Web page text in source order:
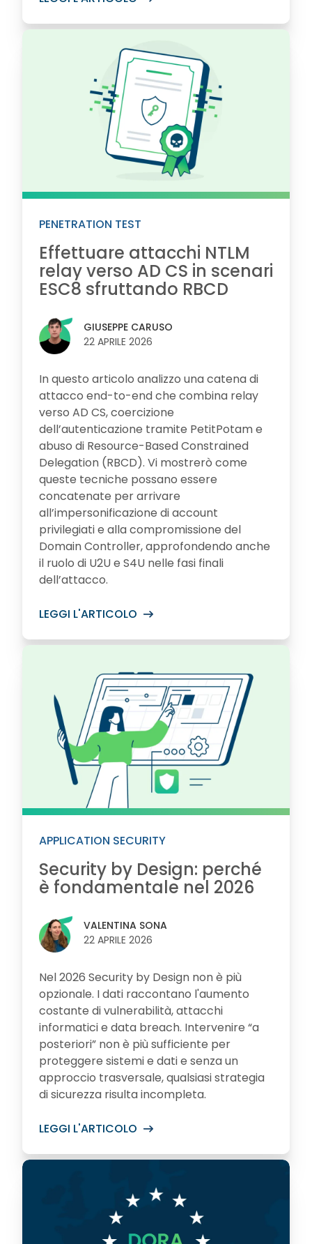
PENETRATION TEST
Effettuare attacchi NTLM
relay verso AD CS in scenari
ESC8 sfruttando RBCD
GIUSEPPE CARUSO
22 APRILE 2026
In questo articolo analizzo una catena di
attacco end-to-end che combina relay
verso AD CS, coercizione
dell’autenticazione tramite PetitPotam e
abuso di Resource-Based Constrained
Delegation (RBCD). Vi mostrerò come
queste tecniche possano essere
concatenate per arrivare
all’impersonificazione di account
privilegiati e alla compromissione del
Domain Controller, approfondendo anche
il ruolo di U2U e S4U nelle fasi finali
dell’attacco.
LEGGI L'ARTICOLO
APPLICATION SECURITY
Security by Design: perché
è fondamentale nel 2026
VALENTINA SONA
22 APRILE 2026
Nel 2026 Security by Design non è più
opzionale. I dati raccontano l'aumento
costante di vulnerabilità, attacchi
informatici e data breach. Intervenire “a
posteriori” non è più sufficiente per
proteggere sistemi e dati e senza un
approccio trasversale, qualsiasi strategia
di sicurezza risulta incompleta.
LEGGI L'ARTICOLO